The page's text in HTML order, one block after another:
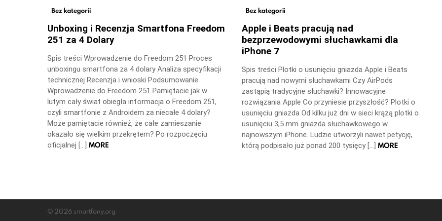
Bez kategorii
Unboxing i Recenzja Smartfona Freedom
251 za 4 Dolary
Spis treści Wprowadzenie do Freedom 251 Proces
unboxingu smartfona za 4 dolary Analiza specyfikacji
technicznej Recenzja i wnioski Podsumowanie
Wprowadzenie do Freedom 251 Pamiętacie jak w
lutym cały świat obiegła informacja o Freedom 251,
czyli smartfonie z Androidem za niecałe 4 dolary?
Może pamiętacie również, że całe zamieszanie
okazało się wielkim przekrętem? Po rozpoczęciu
oficjalnej […] MORE
Bez kategorii
Apple i Beats pracują nad
bezprzewodowymi słuchawkami dla
iPhone 7
Spis treści Plotki o usunięciu gniazda Apple i Beats
pracują nad nowymi słuchawkami Czy AirPods
zastąpią tradycyjne słuchawki? Innowacyjne
rozwiązania Apple Co przyniesie przyszłość? Plotki o
usunięciu gniazda Od kilku już dni w sieci krążą plotki o
usunięciu 3,5 mm gniazda słuchawkowego w
najnowszym iPhone. Ludzie utworzyli nawet petycję,
którą podpisało już ponad 200 tysięcy […] MORE
© 2026 smartfony.org